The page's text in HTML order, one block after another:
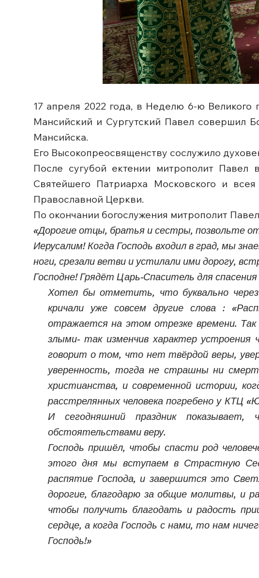
17 апреля 2022 года, в Неделю 6-ю Великого
Мансийский и Сургутский Павел совершил
Мансийска.
Его Высокопреосвященству сослужило
После сугубой ектении митрополит Павел
Святейшего Патриарха Московского и
Православной Церкви.
По окончании богослужения митрополит
«Дорогие отцы, братья и сестры, позвольте
Иерусалим! Когда Господь входил в град, мы
ноги, срезали ветви и устилали ими дорогу,
Господне! Грядёт Царь-Спаситель для спасения
Хотел бы отметить, что буквально
кричали уже совсем другие слова :
отражается на этом отрезке времени.
злыми- так изменчив характер устроения
говорит о том, что нет твёрдой веры,
уверенность, тогда не страшны ни
христианства, и современной истории,
расстрелянных человека погребено у КТЦ
И сегодняшний праздник
обстоятельствами веру.
Господь пришёл, чтобы спасти род
этого дня мы вступаем в Страстную
распятие Господа, и завершится это
дорогие, благодарю за общие молитвы, и
чтобы получить благодать и радость
сердце, а когда Господь с нами, то нам
Господь!»